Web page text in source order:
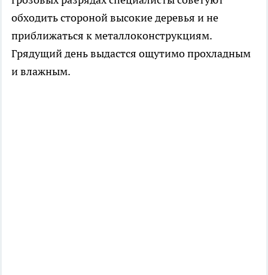
обходить стороной высокие деревья и не
приближаться к металлоконструкциям.
Грядущий день выдастся ощутимо прохладным
и влажным.